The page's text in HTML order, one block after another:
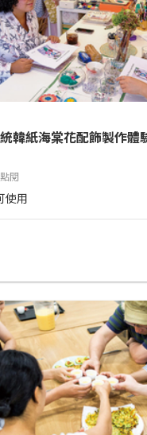
韓紙海棠花配飾製作體
閱
使用